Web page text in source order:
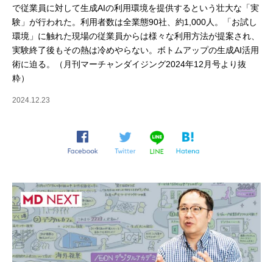
で従業員に対して生成AIの利用環境を提供するという壮大な「実
験」が行われた。利用者数は全業態90社、約1,000人。「お試し
環境」に触れた現場の従業員からは様々な利用方法が提案され、
実験終了後もその熱は冷めやらない。ボトムアップの生成AI活用
術に迫る。（月刊マーチャンダイジング2024年12月号より抜
粋）
2024.12.23